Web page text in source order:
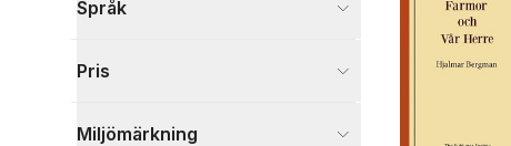
Barn och ungdom
1
Språk
Pris
Miljömärkning